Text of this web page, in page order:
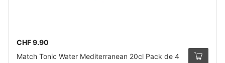
CHF 9.90
Match Tonic Water Mediterranean 20cl Pack de 4